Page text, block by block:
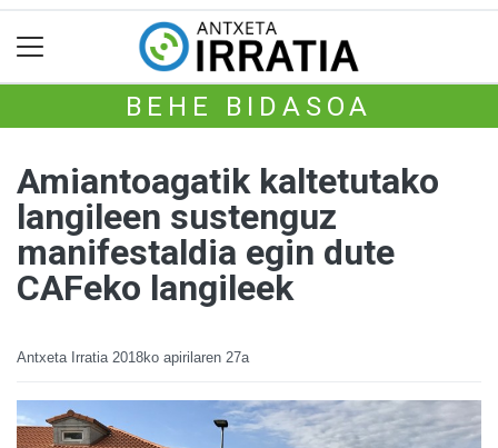
BEHE BIDASOA
Amiantoagatik kaltetutako
langileen sustenguz
manifestaldia egin dute
CAFeko langileek
Antxeta Irratia 2018ko apirilaren 27a